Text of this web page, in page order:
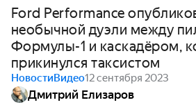
Ford Performance
необычной дуэли между
Формулы-1 и каскадёром,
прикинулся таксистом
НовостиВидео12 сентября 2023
Дмитрий Елизаров